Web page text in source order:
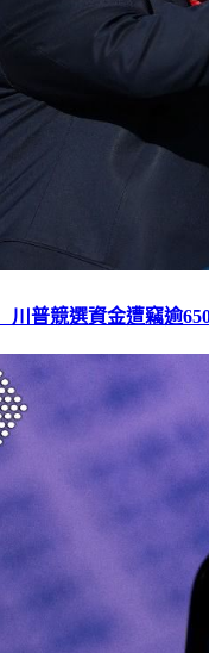
普競選資金遭竊逾